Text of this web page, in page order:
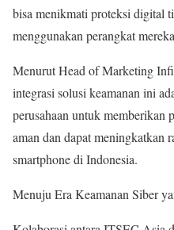
bisa menikmati proteksi digital
menggunakan perangkat
Menurut Head of Marketing
integrasi solusi keamanan ini
perusahaan untuk memberikan
aman dan dapat meningkatkan
smartphone di Indonesia.
Menuju Era Keamanan Siber